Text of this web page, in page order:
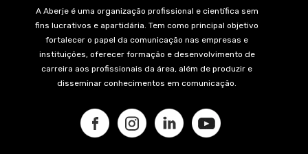
A Aberje é uma organização profissional e científica sem
fins lucrativos e apartidária. Tem como principal objetivo
fortalecer o papel da comunicação nas empresas e
instituições, oferecer formação e desenvolvimento de
carreira aos profissionais da área, além de produzir e
disseminar conhecimentos em comunicação.